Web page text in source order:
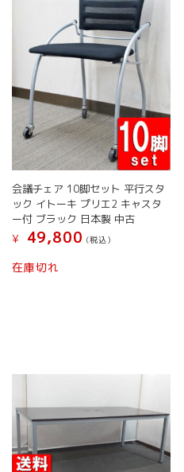
会議チェア 10脚セット 平行スタ
ック イトーキ プリエ2 キャスタ
ー付 ブラック 日本製 中古
¥
49,800 (税込）
在庫切れ
バ
リ
ー